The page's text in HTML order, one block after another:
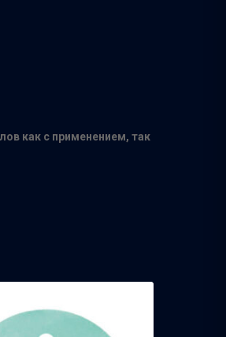
как с применением, так